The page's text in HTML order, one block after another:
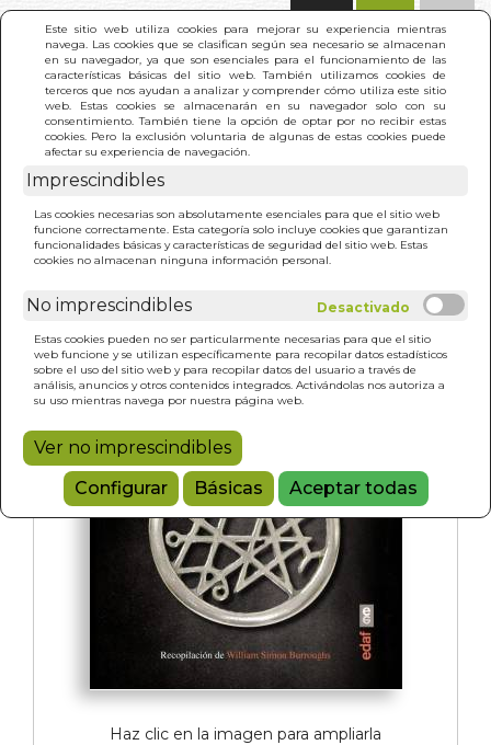
Este sitio web utiliza cookies para mejorar su experiencia mientras
navega. Las cookies que se clasifican según sea necesario se almacenan
en su navegador, ya que son esenciales para el funcionamiento de las
características básicas del sitio web. También utilizamos cookies de
terceros que nos ayudan a analizar y comprender cómo utiliza este sitio
web. Estas cookies se almacenarán en su navegador solo con su
consentimiento. También tiene la opción de optar por no recibir estas
cookies. Pero la exclusión voluntaria de algunas de estas cookies puede
afectar su experiencia de navegación.
Imprescindibles
Las cookies necesarias son absolutamente esenciales para que el sitio web
funcione correctamente. Esta categoría solo incluye cookies que garantizan
funcionalidades básicas y características de seguridad del sitio web. Estas
cookies no almacenan ninguna información personal.
No imprescindibles
Estas cookies pueden no ser particularmente necesarias para que el sitio
web funcione y se utilizan específicamente para recopilar datos estadísticos
sobre el uso del sitio web y para recopilar datos del usuario a través de
análisis, anuncios y otros contenidos integrados. Activándolas nos autoriza a
su uso mientras navega por nuestra página web.
Ver no imprescindibles
Configurar
Básicas Aceptar todas
INICIO > NECRONOMICON.EL (N/E)
Haz clic en la imagen para ampliarla